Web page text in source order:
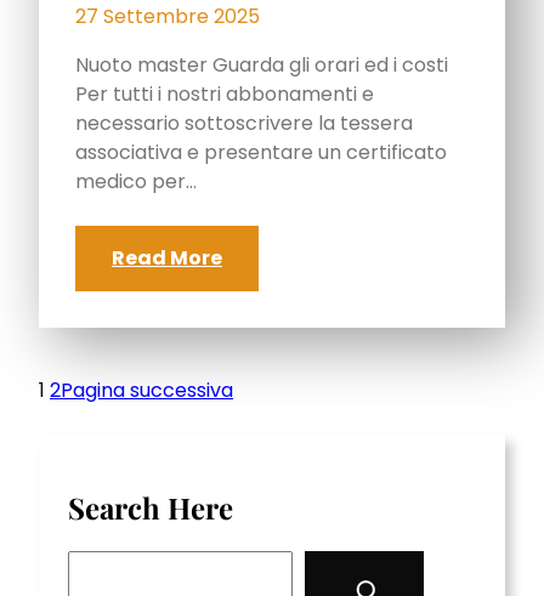
27 Settembre 2025
Nuoto master Guarda gli orari ed i costi
Per tutti i nostri abbonamenti e
necessario sottoscrivere la tessera
associativa e presentare un certificato
medico per…
Read More
1 2Pagina successiva
Search Here